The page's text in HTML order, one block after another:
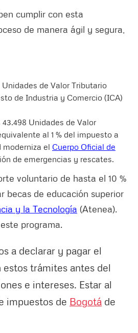
cumplir con esta
de manera ágil y segura,
de Valor Tributario
de Industria y Comercio (ICA)
Unidades de Valor
al 1 % del impuesto a
moderniza el Cuerpo Oficial de
de emergencias y rescates.
voluntario de hasta el 10 %
becas de educación superior
y la Tecnología (Atenea).
programa.
a declarar y pagar el
trámites antes del
e intereses. Estar al
impuestos de Bogotá de